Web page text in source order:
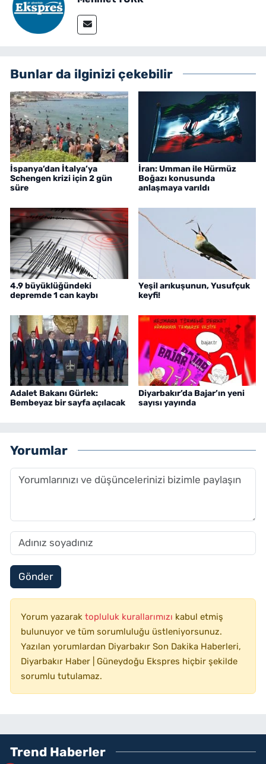
Bunlar da ilginizi çekebilir
İspanya’dan İtalya’ya
Schengen krizi için 2 gün
süre
İran: Umman ile Hürmüz
Boğazı konusunda
anlaşmaya varıldı
4.9 büyüklüğündeki
depremde 1 can kaybı
Yeşil arıkuşunun, Yusufçuk
keyfi!
Adalet Bakanı Gürlek:
Bembeyaz bir sayfa açılacak
Diyarbakır’da Bajar’ın yeni
sayısı yayında
Yorumlar
Gönder
Yorum yazarak topluluk kurallarımızı kabul etmiş
bulunuyor ve tüm sorumluluğu üstleniyorsunuz.
Yazılan yorumlardan Diyarbakır Son Dakika Haberleri,
Diyarbakır Haber | Güneydoğu Ekspres hiçbir şekilde
sorumlu tutulamaz.
Trend Haberler